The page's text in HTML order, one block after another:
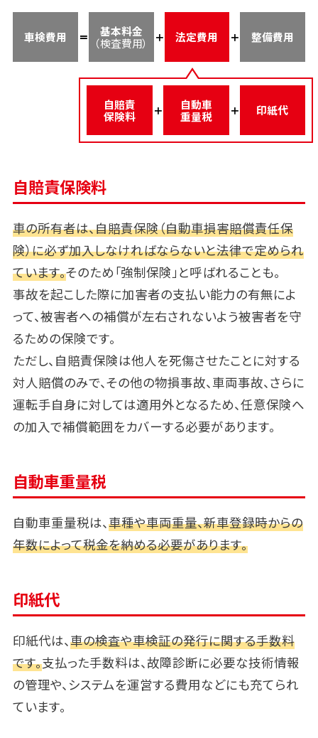
車検費用
基本料金
（検査費用）
法定費用 整備費用
自賠責
保険料
自動車
重量税
印紙代
自賠責保険料
車の所有者は、自賠責保険（自動車損害賠償責任保
険）に必ず加入しなければならないと法律で定められ
ています。そのため「強制保険」と呼ばれることも。
事故を起こした際に加害者の支払い能力の有無によ
って、被害者への補償が左右されないよう被害者を守
るための保険です。
ただし、自賠責保険は他人を死傷させたことに対する
対人賠償のみで、その他の物損事故、車両事故、さらに
運転手自身に対しては適用外となるため、任意保険へ
の加入で補償範囲をカバーする必要があります。
自動車重量税
自動車重量税は、車種や車両重量、新車登録時からの
年数によって税金を納める必要があります。
印紙代
印紙代は、車の検査や車検証の発行に関する手数料
です。支払った手数料は、故障診断に必要な技術情報
の管理や、システムを運営する費用などにも充てられ
ています。